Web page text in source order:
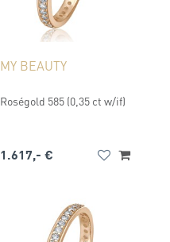
MY BEAUTY
Roségold 585 (0,35 ct w/if)
1.617,- €